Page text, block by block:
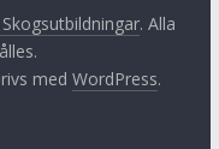
. Alla
medWordPress.